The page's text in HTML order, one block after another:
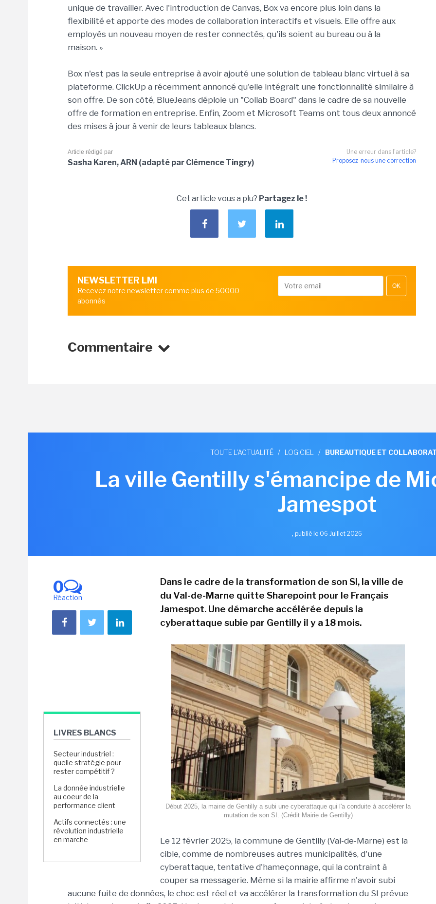
unique de travailler. Avec l'introduction de Canvas, Box va encore plus loin dans la
flexibilité et apporte des modes de collaboration interactifs et visuels. Elle offre aux
employés un nouveau moyen de rester connectés, qu'ils soient au bureau ou à la
maison. »
Box n'est pas la seule entreprise à avoir ajouté une solution de tableau blanc virtuel à sa
plateforme. ClickUp a récemment annoncé qu'elle intégrait une fonctionnalité similaire à
son offre. De son côté, BlueJeans déploie un "Collab Board" dans le cadre de sa nouvelle
offre de formation en entreprise. Enfin, Zoom et Microsoft Teams ont tous deux annoncé
des mises à jour à venir de leurs tableaux blancs.
Une erreur dans l'article?
Proposez-nous une correction
Article rédigé par
Sasha Karen, ARN (adapté par Clémence Tingry)
Cet article vous a plu? Partagez le !
NEWSLETTER LMI
Recevez notre newsletter comme plus de 50000
abonnés
OK
Commentaire
TOUTE L'ACTUALITÉ / LOGICIEL / BUREAUTIQUE ET
La ville Gentilly s'émancipe de
Jamespot
, publié le 06 Juillet 2026
0
Réaction
LIVRES BLANCS
Secteur industriel :
quelle stratégie pour
rester compétitif ?
La donnée industrielle
au coeur de la
performance client
Actifs connectés : une
révolution industrielle
en marche
Dans le cadre de la transformation de son SI, la ville de
du Val-de-Marne quitte Sharepoint pour le Français
Jamespot. Une démarche accélérée depuis la
cyberattaque subie par Gentilly il y a 18 mois.
Début 2025, la mairie de Gentilly a subi une cyberattaque qui l'a conduite à accélérer la
mutation de son SI. (Crédit Mairie de Gentilly)
Le 12 février 2025, la commune de Gentilly (Val-de-Marne) est la
cible, comme de nombreuses autres municipalités, d'une
cyberattaque, tentative d'hameçonnage, qui la contraint à
couper sa messagerie. Même si la mairie affirme n'avoir subi
aucune fuite de données, le choc est réel et va accélérer la transformation du SI prévue